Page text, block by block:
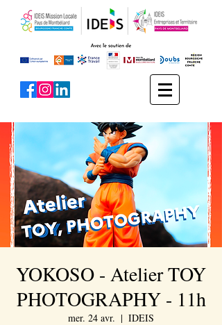
YOKOSO - Atelier TOY
PHOTOGRAPHY - 11h
mer. 24 avr.
  |
IDEIS